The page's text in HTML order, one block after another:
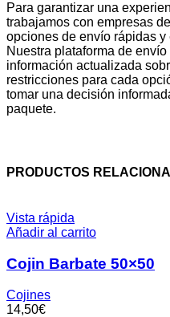
Para garantizar una
trabajamos con empresas
opciones de envío rápidas
Nuestra plataforma de
información actualizada
restricciones para cada
tomar una decisión
paquete.
PRODUCTOS
Vista rápida
Añadir al carrito
Cojin Barbate 50×50
Cojines
14,50€